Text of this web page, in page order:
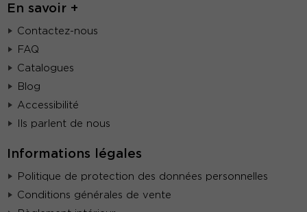
En savoir +
Contactez-nous
FAQ
Catalogues
Blog
Accessibilité
Ils parlent de nous
Informations légales
Politique de protection des données personnelles
Conditions générales de vente